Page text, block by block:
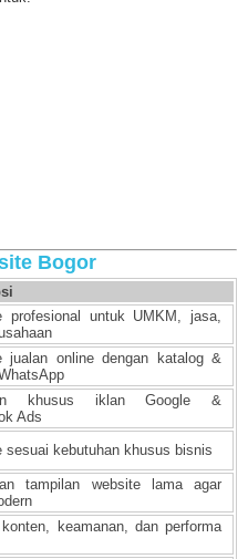
Bogor
profesional untuk UMKM, jasa,
jualan online dengan katalog &
khusus iklan Google &
Ads
sesuai kebutuhan khusus bisnis
tampilan website lama agar
keamanan, dan performa